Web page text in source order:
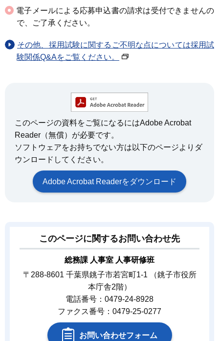
電子メールによる応募申込書の請求は受付できませんの
で、ご了承ください。
その他、採用試験に関するご不明な点については採用試
験関係Q&Aをご覧ください。
このページの資料をご覧になるにはAdobe Acrobat
Reader（無償）が必要です。
ソフトウェアをお持ちでない方は以下のページよりダ
ウンロードしてください。
Adobe Acrobat Readerをダウンロード
このページに関するお問い合わせ先
総務課 人事室 人事研修班
〒288-8601 千葉県銚子市若宮町1-1 （銚子市役所
本庁舎2階）
電話番号：0479-24-8928
ファクス番号：0479-25-0277
お問い合わせフォーム